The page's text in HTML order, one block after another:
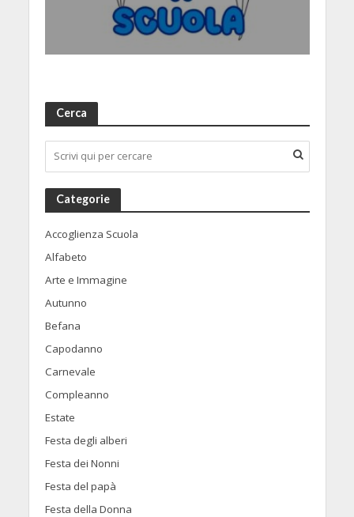
Cerca
Categorie
Accoglienza Scuola
Alfabeto
Arte e Immagine
Autunno
Befana
Capodanno
Carnevale
Compleanno
Estate
Festa degli alberi
Festa dei Nonni
Festa del papà
Festa della Donna